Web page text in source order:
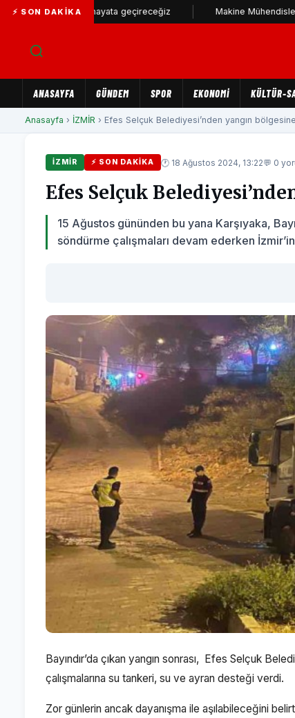
⚡ SON DAKIKA
stadı hayata geçireceğiz Makine Mühendisleri
ANASAYFA GÜNDEM SPOR EKONOMİ KÜLTÜR-
Anasayfa › İZMİR › Efes Selçuk Belediyesi’nden yangın
İZMİR ⚡ SON DAKIKA 🕐 18 Ağustos 2024, 13:22💬 0
Efes Selçuk
15 Ağustos gününden bu yana Karşıyaka,
söndürme çalışmaları devam ederken
Bayındır’da çıkan yangın sonrası, Efes Selçuk
çalışmalarına su tankeri, su ve ayran desteği verdi.
Zor günlerin ancak dayanışma ile aşılabileceğini